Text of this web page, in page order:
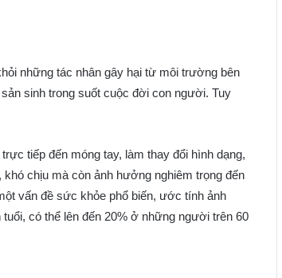
những tác nhân gây hại từ môi trường bên
sinh trong suốt cuộc đời con người. Tuy
tiếp đến móng tay, làm thay đổi hình dạng,
chịu mà còn ảnh hưởng nghiêm trọng đến
vấn đề sức khỏe phổ biến, ước tính ảnh
có thể lên đến 20% ở những người trên 60